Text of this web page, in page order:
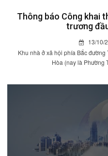
Thông báo Công khai
trương
13/10/
Khu nhà ở xã hội phía Bắc
Hòa (nay là Phường